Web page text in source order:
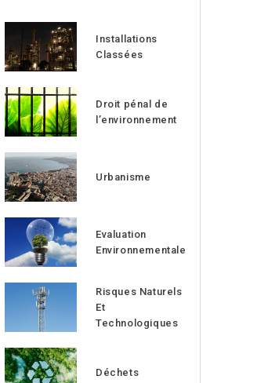
Installations
Classées
Droit pénal de
l’environnement
Urbanisme
Evaluation
Environnementale
Risques Naturels
Et
Technologiques
Déchets